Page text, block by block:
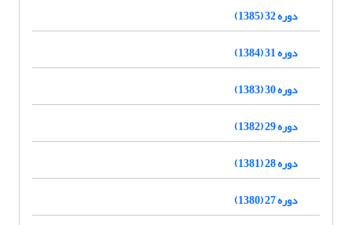
دوره 32 (1385)
دوره 31 (1384)
دوره 30 (1383)
دوره 29 (1382)
دوره 28 (1381)
دوره 27 (1380)